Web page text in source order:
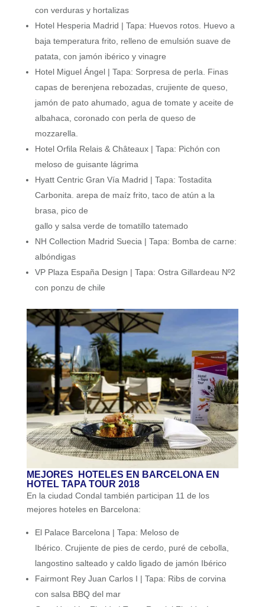
con verduras y hortalizas
Hotel Hesperia Madrid | Tapa: Huevos rotos. Huevo a
baja temperatura frito, relleno de emulsión suave de
patata, con jamón ibérico y vinagre
Hotel Miguel Ángel | Tapa: Sorpresa de perla. Finas
capas de berenjena rebozadas, crujiente de queso,
jamón de pato ahumado, agua de tomate y aceite de
albahaca, coronado con perla de queso de
mozzarella.
Hotel Orfila Relais & Châteaux | Tapa: Pichón con
meloso de guisante lágrima
Hyatt Centric Gran Vía Madrid | Tapa: Tostadita
Carbonita. arepa de maíz frito, taco de atún a la
brasa, pico de
gallo y salsa verde de tomatillo tatemado
NH Collection Madrid Suecia | Tapa: Bomba de carne:
albóndigas
VP Plaza España Design | Tapa: Ostra Gillardeau Nº2
con ponzu de chile
MEJORES HOTELES EN BARCELONA EN
HOTEL TAPA TOUR 2018
En la ciudad Condal también participan 11 de los
mejores hoteles en Barcelona:
El Palace Barcelona | Tapa: Meloso de
Ibérico. Crujiente de pies de cerdo, puré de cebolla,
langostino salteado y caldo ligado de jamón Ibérico
Fairmont Rey Juan Carlos I | Tapa: Ribs de corvina
con salsa BBQ del mar